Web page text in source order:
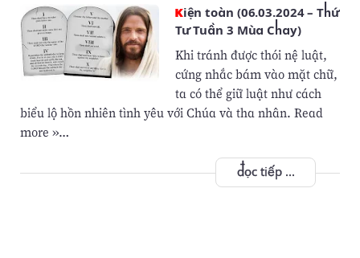
Kiện toàn (06.03.2024 – Thứ
Tư Tuần 3 Mùa Chay)
Khi tránh được thói nệ luật,
cứng nhắc bám vào mặt chữ,
ta có thể giữ luật như cách
biểu lộ hồn nhiên tình yêu với Chúa và tha nhân. Read
more »…
đọc tiếp ...